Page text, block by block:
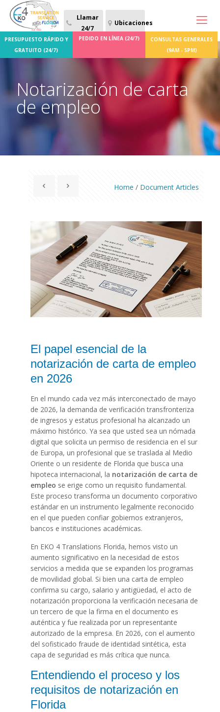
Llamar
24/7
Ubicaciones
Notarización de carta
de empleo
Home / Document Articles
El papel esencial de la
notarización de carta de empleo
en 2026
En el mundo cada vez más interconectado de mayo
de 2026, la demanda de verificación transfronteriza
de ingresos y estatus profesional ha alcanzado un
máximo histórico. Ya sea que usted sea un nómada
digital que solicita un permiso de residencia en el sur
de Europa, un profesional que se traslada al Medio
Oriente o un residente de Florida que busca una
hipoteca internacional, la notarización de carta de
empleo se erige como un requisito fundamental.
Este proceso transforma un documento corporativo
estándar en un instrumento legalmente reconocido
en el que pueden confiar gobiernos extranjeros,
bancos e instituciones académicas.
En EKO 4 Translations Florida, hemos visto un
aumento significativo en la necesidad de estos
servicios a medida que se expanden los programas
de movilidad global. Si bien una carta de empleo
confirma su cargo, salario y antigüedad, el acto de
notarización proporciona la verificación necesaria de
un tercero de que la firma en el documento es
auténtica y fue realizada por un representante
autorizado de la empresa. En 2026, con el aumento
del sofisticado fraude de identidad sintética, esta
capa de seguridad es más crítica que nunca.
Entendiendo el proceso y los
requisitos de notarización en
Florida
PRESUPUESTO RÁPIDO Y
GRATUITO (24/7)
PEDIDO EN LÍNEA (24/7)
CONSULTAS GENERALES
(9AM - 5PM)